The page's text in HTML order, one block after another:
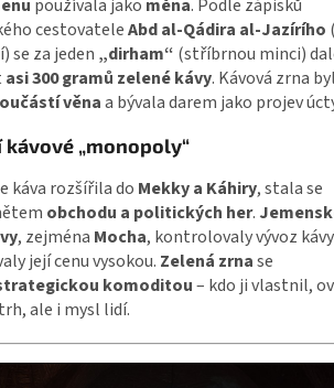
používala jako měna. Podle zápisků
cestovateleAbd al-Qádira al-Jazírího
se za jeden „dirham“ (stříbrnou minci)
asi 300 gramů zelené kávy. Kávová zrna
věnaa bývala darem jako projev
kávové „monopoly“
káva rozšířila do Mekky a Káhiry, stala se
obchodu a politických her.
, zejména Mocha, kontrolovaly vývoz
její cenu vysokou. Zelená zrnase
komoditou– kdo ji vlastnil,
ale i mysl lidí.